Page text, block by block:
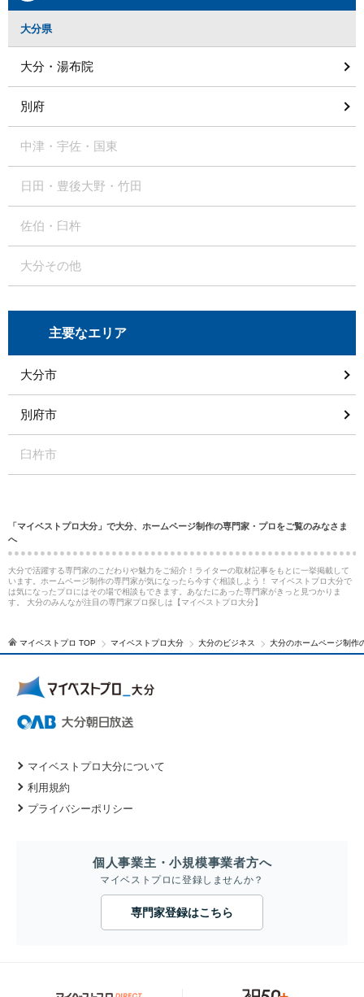
大分県
大分・湯布院
別府
中津・宇佐・国東
日田・豊後大野・竹田
佐伯・臼杵
大分その他
主要なエリア
大分市
別府市
臼杵市
「マイベストプロ大分」で大分、ホームページ制作の専門家・プロをご覧のみなさま
へ
大分で活躍する専門家のこだわりや魅力をご紹介！ライターの取材記事をもとに一挙掲載して
います。ホームページ制作の専門家が気になったら今すぐ相談しよう！ マイベストプロ大分で
は気になったプロにはその場で相談もできます。あなたにあった専門家がきっと見つかりま
す。 大分のみんなが注目の専門家プロ探しは【マイベストプロ大分】
マイベストプロ TOP マイベストプロ大分 大分のビジネス 大分のホームページ制作
マイベストプロ大分について
利用規約
プライバシーポリシー
個人事業主・小規模事業者方へ
マイベストプロに登録しませんか？
専門家登録はこちら